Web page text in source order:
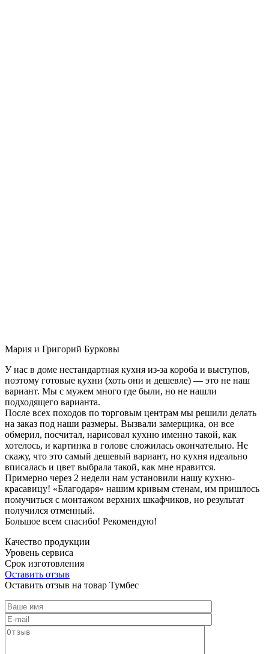
Мария и Григорий Бурковы
У нас в доме нестандартная кухня из-за короба и выступов,
поэтому готовые кухни (хоть они и дешевле) — это не наш
вариант. Мы с мужем много где были, но не нашли
подходящего варианта.
После всех походов по торговым центрам мы решили делать
на заказ под наши размеры. Вызвали замерщика, он все
обмерил, посчитал, нарисовал кухню именно такой, как
хотелось, и картинка в голове сложилась окончательно. Не
скажу, что это самый дешевый вариант, но кухня идеально
вписалась и цвет выбрала такой, как мне нравится.
Примерно через 2 недели нам установили нашу кухню-
красавицу! «Благодаря» нашим кривым стенам, им пришлось
помучиться с монтажом верхних шкафчиков, но результат
получился отменный.
Большое всем спасибо! Рекомендую!
Качество продукции
Уровень сервиса
Срок изготовления
Оставить отзыв
Оставить отзыв на товар Тумбес